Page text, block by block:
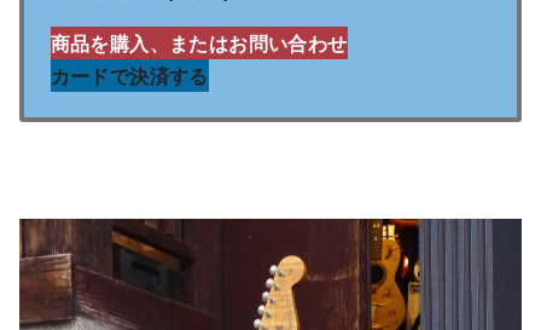
商品を購入、またはお問い合わせ
カードで決済する